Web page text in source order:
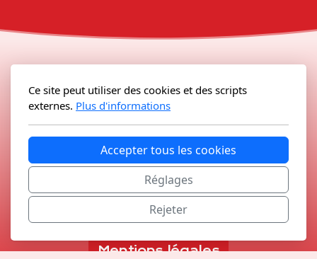
Copyright © 2026 MmeRichard.com, tous droits
réservés.
Mentions légales
Ce site peut utiliser des cookies et des scripts
externes. Plus d'informations
Accepter tous les cookies
Réglages
Rejeter